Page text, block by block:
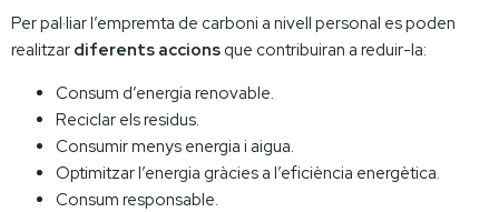
Per pal·liar l’empremta de carboni a nivell personal es poden
realitzar diferents accions que contribuiran a reduir-la:
Consum d’energia renovable.
Reciclar els residus.
Consumir menys energia i aigua.
Optimitzar l’energia gràcies a l’eficiència energètica.
Consum responsable.